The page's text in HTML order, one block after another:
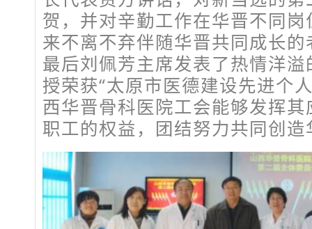
贺，并对辛勤工作在华晋不同
来不离不弃伴随华晋共同成长
最后刘佩芳主席发表了热情洋
授荣获“太原市医德建设先进个
西华晋骨科医院工会能够发挥
职工的权益，团结努力共同创